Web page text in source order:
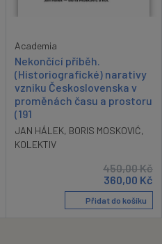
Academia
Nekončící příběh.
(Historiografické) narativy
vzniku Československa v
proměnách času a prostoru
(191
JAN HÁLEK, BORIS MOSKOVIĆ,
KOLEKTIV
450,00Kč
360,00 Kč
Přidat do košíku